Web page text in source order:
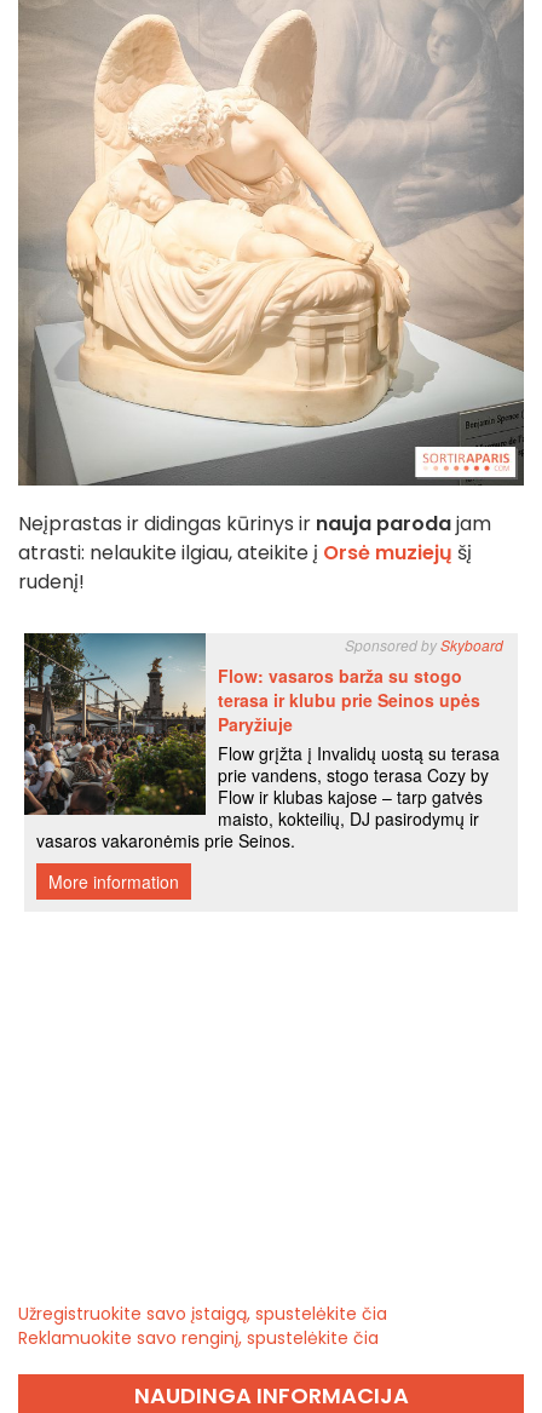
Neįprastas ir didingas kūrinys ir nauja parodajam
atrasti: nelaukite ilgiau, ateikite į Orsė muziejų šį
rudenį!
Užregistruokite savo įstaigą, spustelėkite čia
Reklamuokite savo renginį, spustelėkite čia
NAUDINGA INFORMACIJA